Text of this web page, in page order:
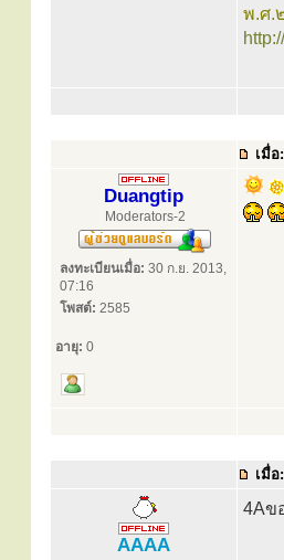
พ.ศ.
เมื่อ:
Duangtip
Moderators-2
ลงทะเบียนเมื่อ: 30 ก.ย. 2013,
07:16
โพสต์: 2585
อายุ: 0
เมื่อ:
AAAA
4Aข